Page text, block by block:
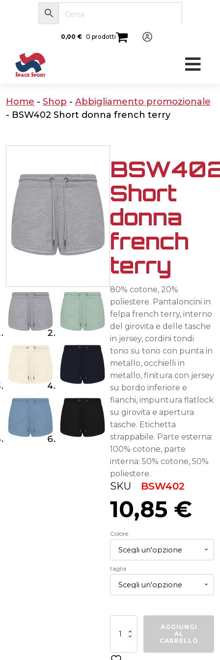
0,00 € 0 prodotti
Home - Shop - Abbigliamento promozionale
- BSW402 Short donna french terry
Short
donna
french
terry
80% cotone, 20%
poliestere. Pantaloncini in
felpa french terry, interno
del girovita e delle tasche
in jersey, cordini tondi
tono su tono con punta in
metallo, occhielli in
metallo, finitura con jersey
su bordo inferiore e
fianchi, impuntura flatlock
su girovita e apertura
tasche. Etichetta
strappabile. Parte esterna:
100% cotone, parte
interna: 50% cotone, 50%
poliestere.
SKU BSW402
10,85 €
Colore
taglia
Short
donna
terry
AGGIUNGI
AL
CARRELLO